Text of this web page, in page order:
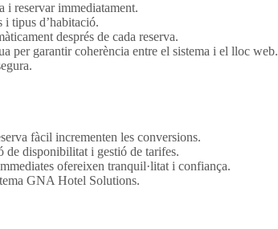
i reservar immediatament.
i tipus d’habitació.
després de cada reserva.
per garantir coherència entre el sistema i el lloc web.
fàcil incrementen les conversions.
de disponibilitat i gestió de tarifes.
ofereixen tranquil·litat i confiança.
GNA Hotel Solutions.